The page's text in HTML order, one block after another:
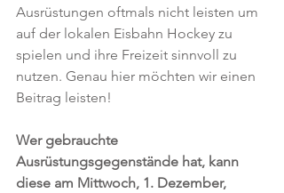
Ausrüstungen oftmals nicht leisten um
auf der lokalen Eisbahn Hockey zu
spielen und ihre Freizeit sinnvoll zu
nutzen. Genau hier möchten wir einen
Beitrag leisten!
Wer gebrauchte
Ausrüstungsgegenstände hat, kann
diese am Mittwoch, 1. Dezember,